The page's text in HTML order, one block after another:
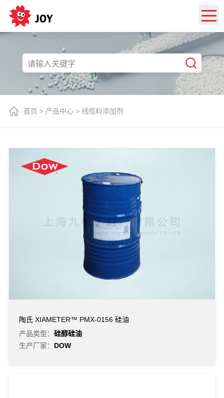
首页 > 产品中心> 线缆料添加剂
陶氏 XIAMETER™ PMX-0156 硅油
产品类型： 硅醇硅油
生产厂家： DOW